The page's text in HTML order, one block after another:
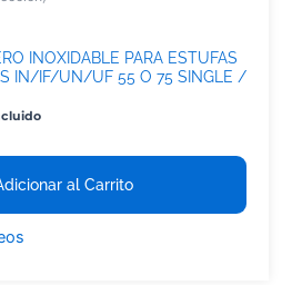
INOXIDABLE PARA ESTUFAS
UF 55 O 75 SINGLE /
al Carrito